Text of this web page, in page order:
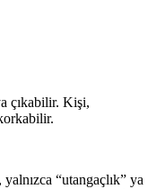
çıkabilir. Kişi,
“utangaçlık” ya